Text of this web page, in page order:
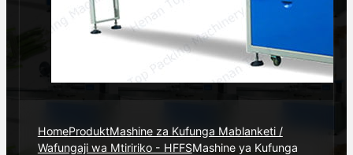
HomeProduktMashine za Kufunga Mablanketi /
Wafungaji wa Mtiririko - HFFSMashine ya Kufunga